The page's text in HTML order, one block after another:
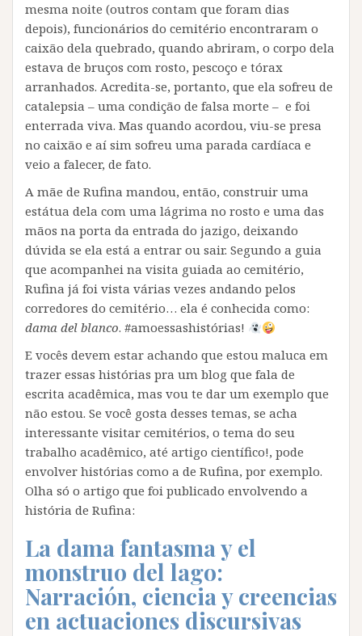
mesma noite (outros contam que foram dias
depois), funcionários do cemitério encontraram o
caixão dela quebrado, quando abriram, o corpo dela
estava de bruços com rosto, pescoço e tórax
arranhados. Acredita-se, portanto, que ela sofreu de
catalepsia – uma condição de falsa morte – e foi
enterrada viva. Mas quando acordou, viu-se presa
no caixão e aí sim sofreu uma parada cardíaca e
veio a falecer, de fato.
A mãe de Rufina mandou, então, construir uma
estátua dela com uma lágrima no rosto e uma das
mãos na porta da entrada do jazigo, deixando
dúvida se ela está a entrar ou sair. Segundo a guia
que acompanhei na visita guiada ao cemitério,
Rufina já foi vista várias vezes andando pelos
corredores do cemitério… ela é conhecida como:
dama del blanco. #amoessashistórias!
E vocês devem estar achando que estou maluca em
trazer essas histórias pra um blog que fala de
escrita acadêmica, mas vou te dar um exemplo que
não estou. Se você gosta desses temas, se acha
interessante visitar cemitérios, o tema do seu
trabalho acadêmico, até artigo científico!, pode
envolver histórias como a de Rufina, por exemplo.
Olha só o artigo que foi publicado envolvendo a
história de Rufina:
La dama fantasma y el
monstruo del lago:
Narración, ciencia y creencias
en actuaciones discursivas